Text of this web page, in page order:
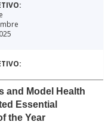
and Model Health
Essential
the Year